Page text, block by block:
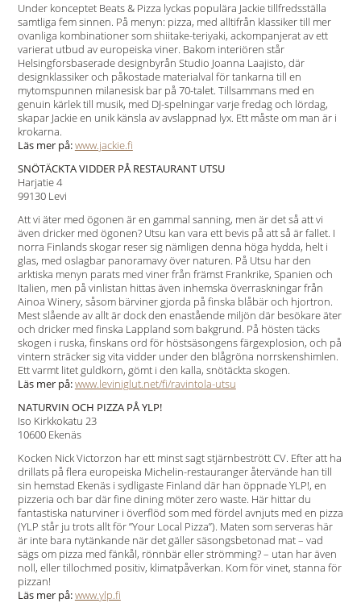
Under konceptet Beats & Pizza lyckas populära Jackie tillfredsställa
samtliga fem sinnen. På menyn: pizza, med alltifrån klassiker till mer
ovanliga kombinationer som shiitake-teriyaki, ackompanjerat av ett
varierat utbud av europeiska viner. Bakom interiören står
Helsingforsbaserade designbyrån Studio Joanna Laajisto, där
designklassiker och påkostade materialval för tankarna till en
mytomspunnen milanesisk bar på 70-talet. Tillsammans med en
genuin kärlek till musik, med DJ-spelningar varje fredag och lördag,
skapar Jackie en unik känsla av avslappnad lyx. Ett måste om man är i
krokarna.
Läs mer på:www.jackie.fi
SNÖTÄCKTA VIDDER PÅ RESTAURANT UTSU
Harjatie 4
99130 Levi
Att vi äter med ögonen är en gammal sanning, men är det så att vi
även dricker med ögonen? Utsu kan vara ett bevis på att så är fallet. I
norra Finlands skogar reser sig nämligen denna höga hydda, helt i
glas, med oslagbar panoramavy över naturen. På Utsu har den
arktiska menyn parats med viner från främst Frankrike, Spanien och
Italien, men på vinlistan hittas även inhemska överraskningar från
Ainoa Winery, såsom bärviner gjorda på finska blåbär och hjortron.
Mest slående av allt är dock den enastående miljön där besökare äter
och dricker med finska Lappland som bakgrund. På hösten täcks
skogen i ruska, finskans ord för höstsäsongens färgexplosion, och på
vintern sträcker sig vita vidder under den blågröna norrskenshimlen.
Ett varmt litet guldkorn, gömt i den kalla, snötäckta skogen.
Läs mer på:www.leviniglut.net/fi/ravintola-utsu
NATURVIN OCH PIZZA PÅ YLP!
Iso Kirkkokatu 23
10600 Ekenäs
Kocken Nick Victorzon har ett minst sagt stjärnbestrött CV. Efter att ha
drillats på flera europeiska Michelin-restauranger återvände han till
sin hemstad Ekenäs i sydligaste Finland där han öppnade YLP!, en
pizzeria och bar där fine dining möter zero waste. Här hittar du
fantastiska naturviner i överflöd som med fördel avnjuts med en pizza
(YLP står ju trots allt för ”Your Local Pizza”). Maten som serveras här
är inte bara nytänkande när det gäller säsongsbetonad mat – vad
sägs om pizza med fänkål, rönnbär eller strömming? – utan har även
noll, eller tillochmed positiv, klimatpåverkan. Kom för vinet, stanna för
pizzan!
Läs mer på:www.ylp.fi